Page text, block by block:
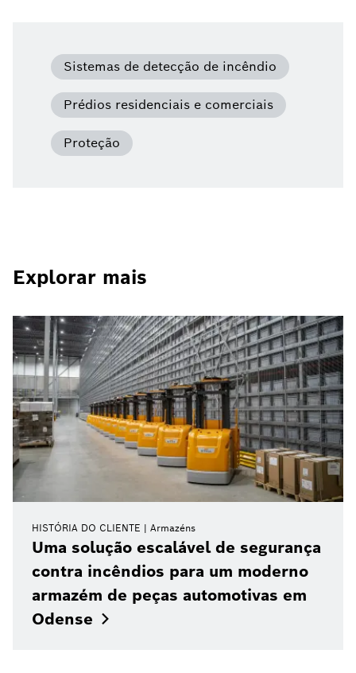
Sistemas de detecção de incêndio
Prédios residenciais e comerciais
Proteção
Explorar mais
HISTÓRIA DO CLIENTE Armazéns
Uma solução escalável de segurança
contra incêndios para um moderno
armazém de peças automotivas em
Odense